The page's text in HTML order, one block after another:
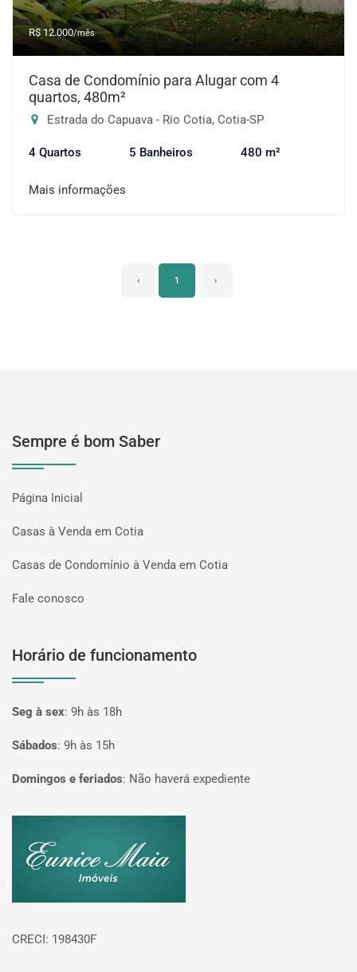
R$ 12.000/mês
Casa de Condomínio para Alugar com 4
quartos, 480m²
Estrada do Capuava - Rio Cotia, Cotia-SP
4 Quartos 5 Banheiros 480 m²
Mais informações
‹ 1 ›
Sempre é bom Saber
Página Inicial
Casas à Venda em Cotia
Casas de Condomínio à Venda em Cotia
Fale conosco
Horário de funcionamento
Seg à sex: 9h às 18h
Sábados: 9h às 15h
Domingos e feriados: Não haverá expediente
CRECI: 198430F